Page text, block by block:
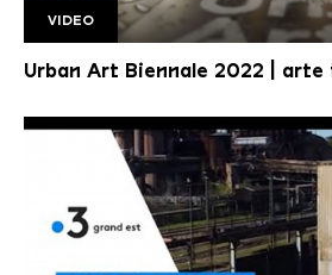
Urban ArtTwist
Copyright: arte | twist
VIDEO
Urban Art Biennale 2022 |